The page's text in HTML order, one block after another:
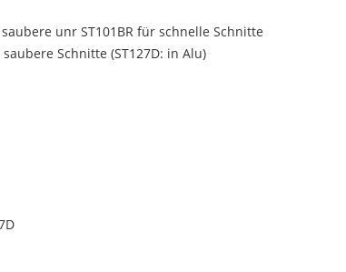
unr ST101BR für schnelle Schnitte
Schnitte (ST127D: in Alu)